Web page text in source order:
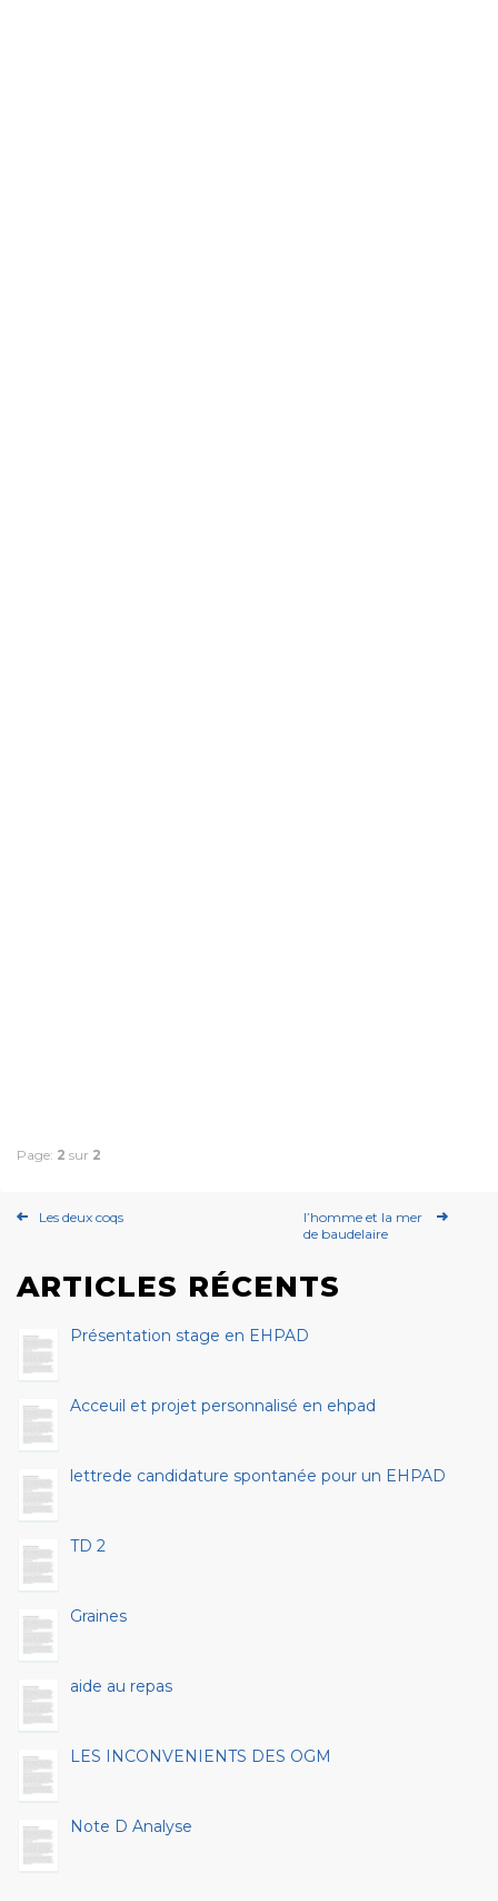
Page: 2 sur 2
Les deux coqs
l’homme et la mer
de baudelaire
ARTICLES RÉCENTS
Présentation stage en EHPAD
Acceuil et projet personnalisé en ehpad
lettrede candidature spontanée pour un EHPAD
TD 2
Graines
aide au repas
LES INCONVENIENTS DES OGM
Note D Analyse